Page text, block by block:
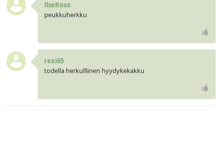
IlseRoos
peukkuherkku
rexi65
todella herkulllinen hyydykekakku